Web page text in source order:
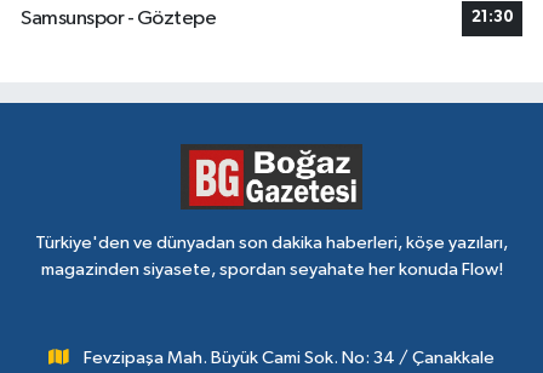
Samsunspor - Göztepe
21:30
Türkiye'den ve dünyadan son dakika haberleri, köşe yazıları,
magazinden siyasete, spordan seyahate her konuda Flow!
Fevzipaşa Mah. Büyük Cami Sok. No: 34 / Çanakkale